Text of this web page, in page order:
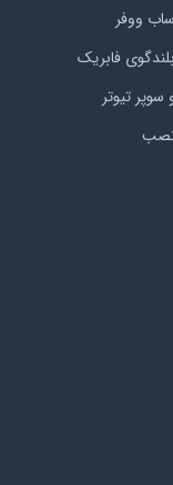
ووفر
فابریک
سوپر تیوتر
نصب